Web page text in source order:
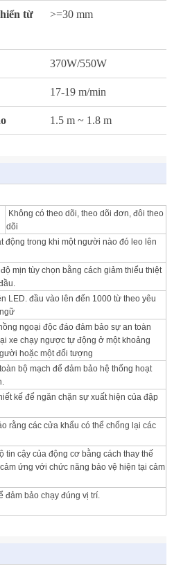
từ
>=30 mm
370W/550W
17-19 m/min
1.5 m ~ 1.8 m
Không có theo dõi, theo dõi đơn, đôi theo
dõi
động trong khi một người nào đó leo lên
mịn tùy chọn bằng cách giảm thiểu thiệt
LED. đầu vào lên đến 1000 từ theo yêu
ngoại độc đáo đảm bảo sự an toàn
xe chạy ngược tự động ở một khoảng
hoặc một đối tượng
bộ mạch để đảm bảo hệ thống hoạt
kế để ngăn chặn sự xuất hiện của đập
rằng các cửa khẩu có thể chống lại các
tin cậy của động cơ bằng cách thay thế
ứng với chức năng bảo vệ hiện tại cảm
đảm bảo chạy đúng vị trí.